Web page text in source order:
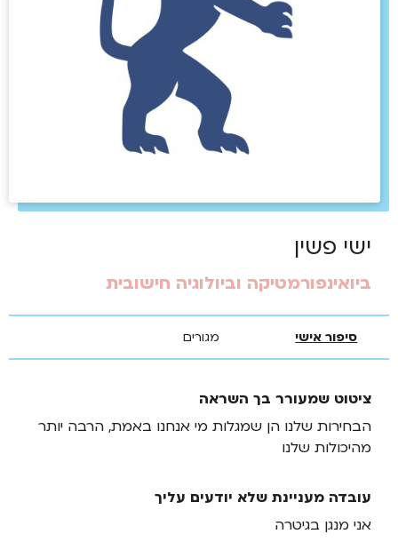
ישי פשין
ביואינפורמטיקה וביולוגיה חישובית
סיפור אישי מגורים
ציטוט שמעורר בך השראה
הבחירות שלנו הן שמגלות מי אנחנו באמת, הרבה יותר
מהיכולות שלנו
עובדה מעניינת שלא יודעים עליך
אני מנגן בגיטרה